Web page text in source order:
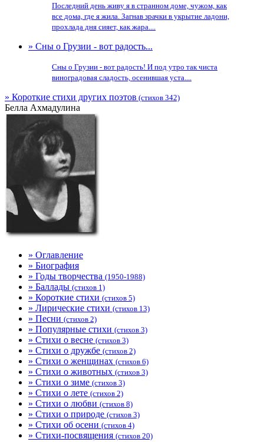
Последний день живу я в странном доме, чужом, как
все дома, где я жила. Загнав зрачки в укрытие ладони,
прохлада дня сияет, как жара....
» Сны о Грузии - вот радость...
Сны о Грузии - вот радость! И под утро так чиста
виноградовая сладость, осенившая уста....
» Короткие стихи других поэтов (стихов 342)
Белла Ахмадулина
» Оглавление
» Биография
» Годы творчества (1950-1988)
» Баллады (стихов 1)
» Короткие стихи (стихов 5)
» Лирические стихи (стихов 13)
» Песни (стихов 2)
» Популярные стихи (стихов 3)
» Стихи о весне (стихов 3)
» Стихи о дружбе (стихов 2)
» Стихи о женщинах (стихов 6)
» Стихи о животных (стихов 3)
» Стихи о зиме (стихов 3)
» Стихи о лете (стихов 2)
» Стихи о любви (стихов 8)
» Стихи о природе (стихов 3)
» Стихи об осени (стихов 4)
» Стихи-посвящения (стихов 20)